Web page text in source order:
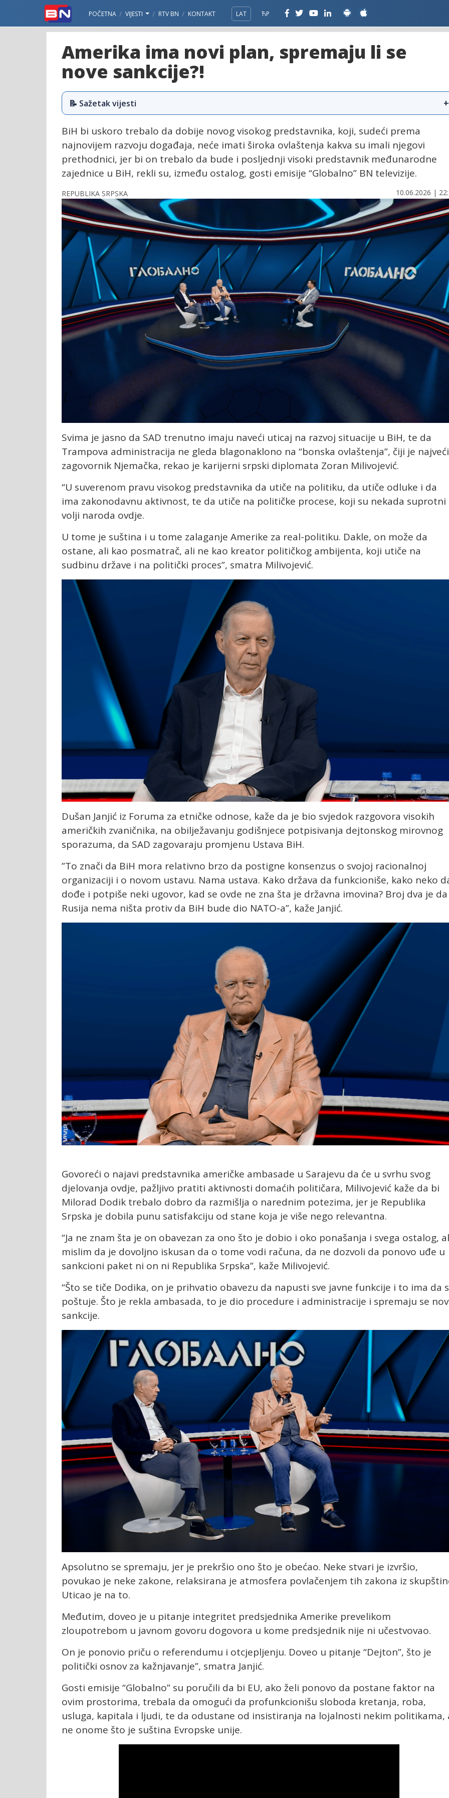
POČETNA VIJESTI RTV BN KONTAKT LAT ЋР
Amerika ima novi plan, spremaju li se
nove sankcije?!
📝 Sažetak vijesti +
BiH bi uskoro trebalo da dobije novog visokog predstavnika, koji, sudeći prema
najnovijem razvoju događaja, neće imati široka ovlaštenja kakva su imali njegovi
prethodnici, jer bi on trebalo da bude i posljednji visoki predstavnik međunarodne
zajednice u BiH, rekli su, između ostalog, gosti emisije “Globalno” BN televizije.
REPUBLIKA SRPSKA 10.06.2026 |
Svima je jasno da SAD trenutno imaju naveći uticaj na razvoj situacije u BiH, te da
Trampova administracija ne gleda blagonaklono na “bonska ovlaštenja”, čiji je najveći
zagovornik Njemačka, rekao je karijerni srpski diplomata Zoran Milivojević.
“U suverenom pravu visokog predstavnika da utiče na politiku, da utiče odluke i da
ima zakonodavnu aktivnost, te da utiče na političke procese, koji su nekada suprotni
volji naroda ovdje.
U tome je suština i u tome zalaganje Amerike za real-politiku. Dakle, on može da
ostane, ali kao posmatrač, ali ne kao kreator političkog ambijenta, koji utiče na
sudbinu države i na politički proces”, smatra Milivojević.
Dušan Janjić iz Foruma za etničke odnose, kaže da je bio svjedok razgovora visokih
američkih zvaničnika, na obilježavanju godišnjece potpisivanja dejtonskog mirovnog
sporazuma, da SAD zagovaraju promjenu Ustava BiH.
”To znači da BiH mora relativno brzo da postigne konsenzus o svojoj racionalnoj
organizaciji i o novom ustavu. Nama ustava. Kako država da funkcioniše, kako neko
dođe i potpiše neki ugovor, kad se ovde ne zna šta je državna imovina? Broj dva je da
Rusija nema ništa protiv da BiH bude dio NATO-a”, kaže Janjić.
Govoreći o najavi predstavnika američke ambasade u Sarajevu da će u svrhu svog
djelovanja ovdje, pažljivo pratiti aktivnosti domaćih političara, Milivojević kaže da bi
Milorad Dodik trebalo dobro da razmišlja o narednim potezima, jer je Republika
Srpska je dobila punu satisfakciju od stane koja je više nego relevantna.
“Ja ne znam šta je on obavezan za ono što je dobio i oko ponašanja i svega ostalog,
mislim da je dovoljno iskusan da o tome vodi računa, da ne dozvoli da ponovo uđe u
sankcioni paket ni on ni Republika Srpska”, kaže Milivojević.
“Što se tiče Dodika, on je prihvatio obavezu da napusti sve javne funkcije i to ima da
poštuje. Što je rekla ambasada, to je dio procedure i administracije i spremaju se
sankcije.
Apsolutno se spremaju, jer je prekršio ono što je obećao. Neke stvari je izvršio,
povukao je neke zakone, relaksirana je atmosfera povlačenjem tih zakona iz
Uticao je na to.
Međutim, doveo je u pitanje integritet predsjednika Amerike prevelikom
zloupotrebom u javnom govoru dogovora u kome predsjednik nije ni učestvovao.
On je ponovio priču o referendumu i otcjepljenju. Doveo u pitanje “Dejton”, što je
politički osnov za kažnjavanje”, smatra Janjić.
Gosti emisije “Globalno” su poručili da bi EU, ako želi ponovo da postane faktor na
ovim prostorima, trebala da omogući da profunkcionišu sloboda kretanja, roba,
usluga, kapitala i ljudi, te da odustane od insistiranja na lojalnosti nekim politikama,
ne onome što je suština Evropske unije.